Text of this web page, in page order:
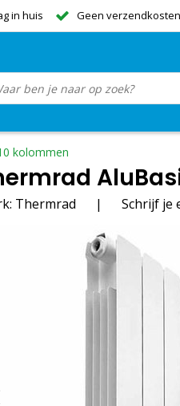
in huis Geen
kolommen
Thermrad | Schrijf je